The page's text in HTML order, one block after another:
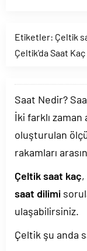
Etiketler: Çeltik
Çeltik'da Saat Kaç
Saat Nedir?
İki farklı zaman
oluşturulan
rakamları
Çeltik saat kaç,
saat dilimi
ulaşabilirsiniz.
Çeltik şu anda